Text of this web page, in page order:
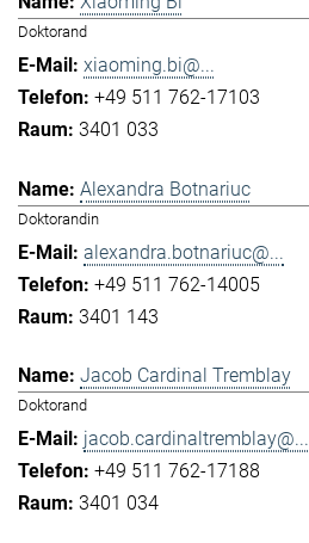
Doktorand
xiaoming.bi@...
+49 511 762-17103
3401 033
Alexandra Botnariuc
Doktorandin
alexandra.botnariuc@...
+49 511 762-14005
3401 143
Jacob Cardinal Tremblay
Doktorand
jacob.cardinaltremblay@...
+49 511 762-17188
3401 034